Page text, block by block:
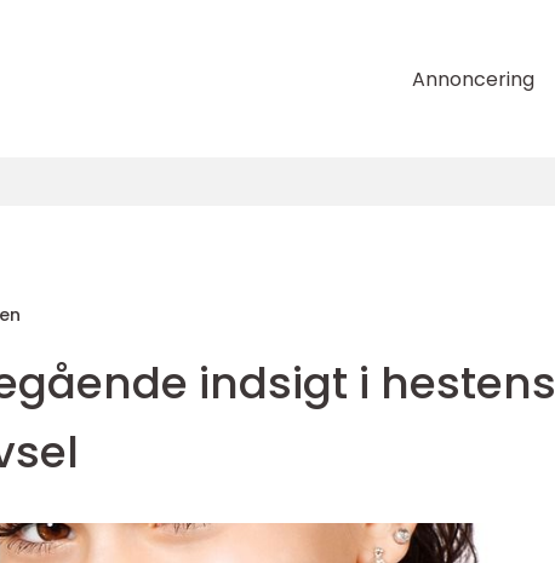
Annoncering
indsigt i hestens